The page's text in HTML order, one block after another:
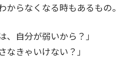
からなくなる時もあるもの。
、自分が弱いから？」
なきゃいけない？」